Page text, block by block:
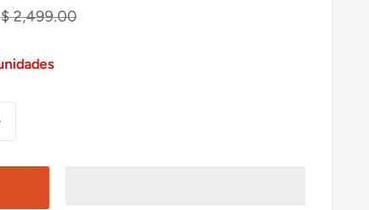
Precio
$ 2,499.00